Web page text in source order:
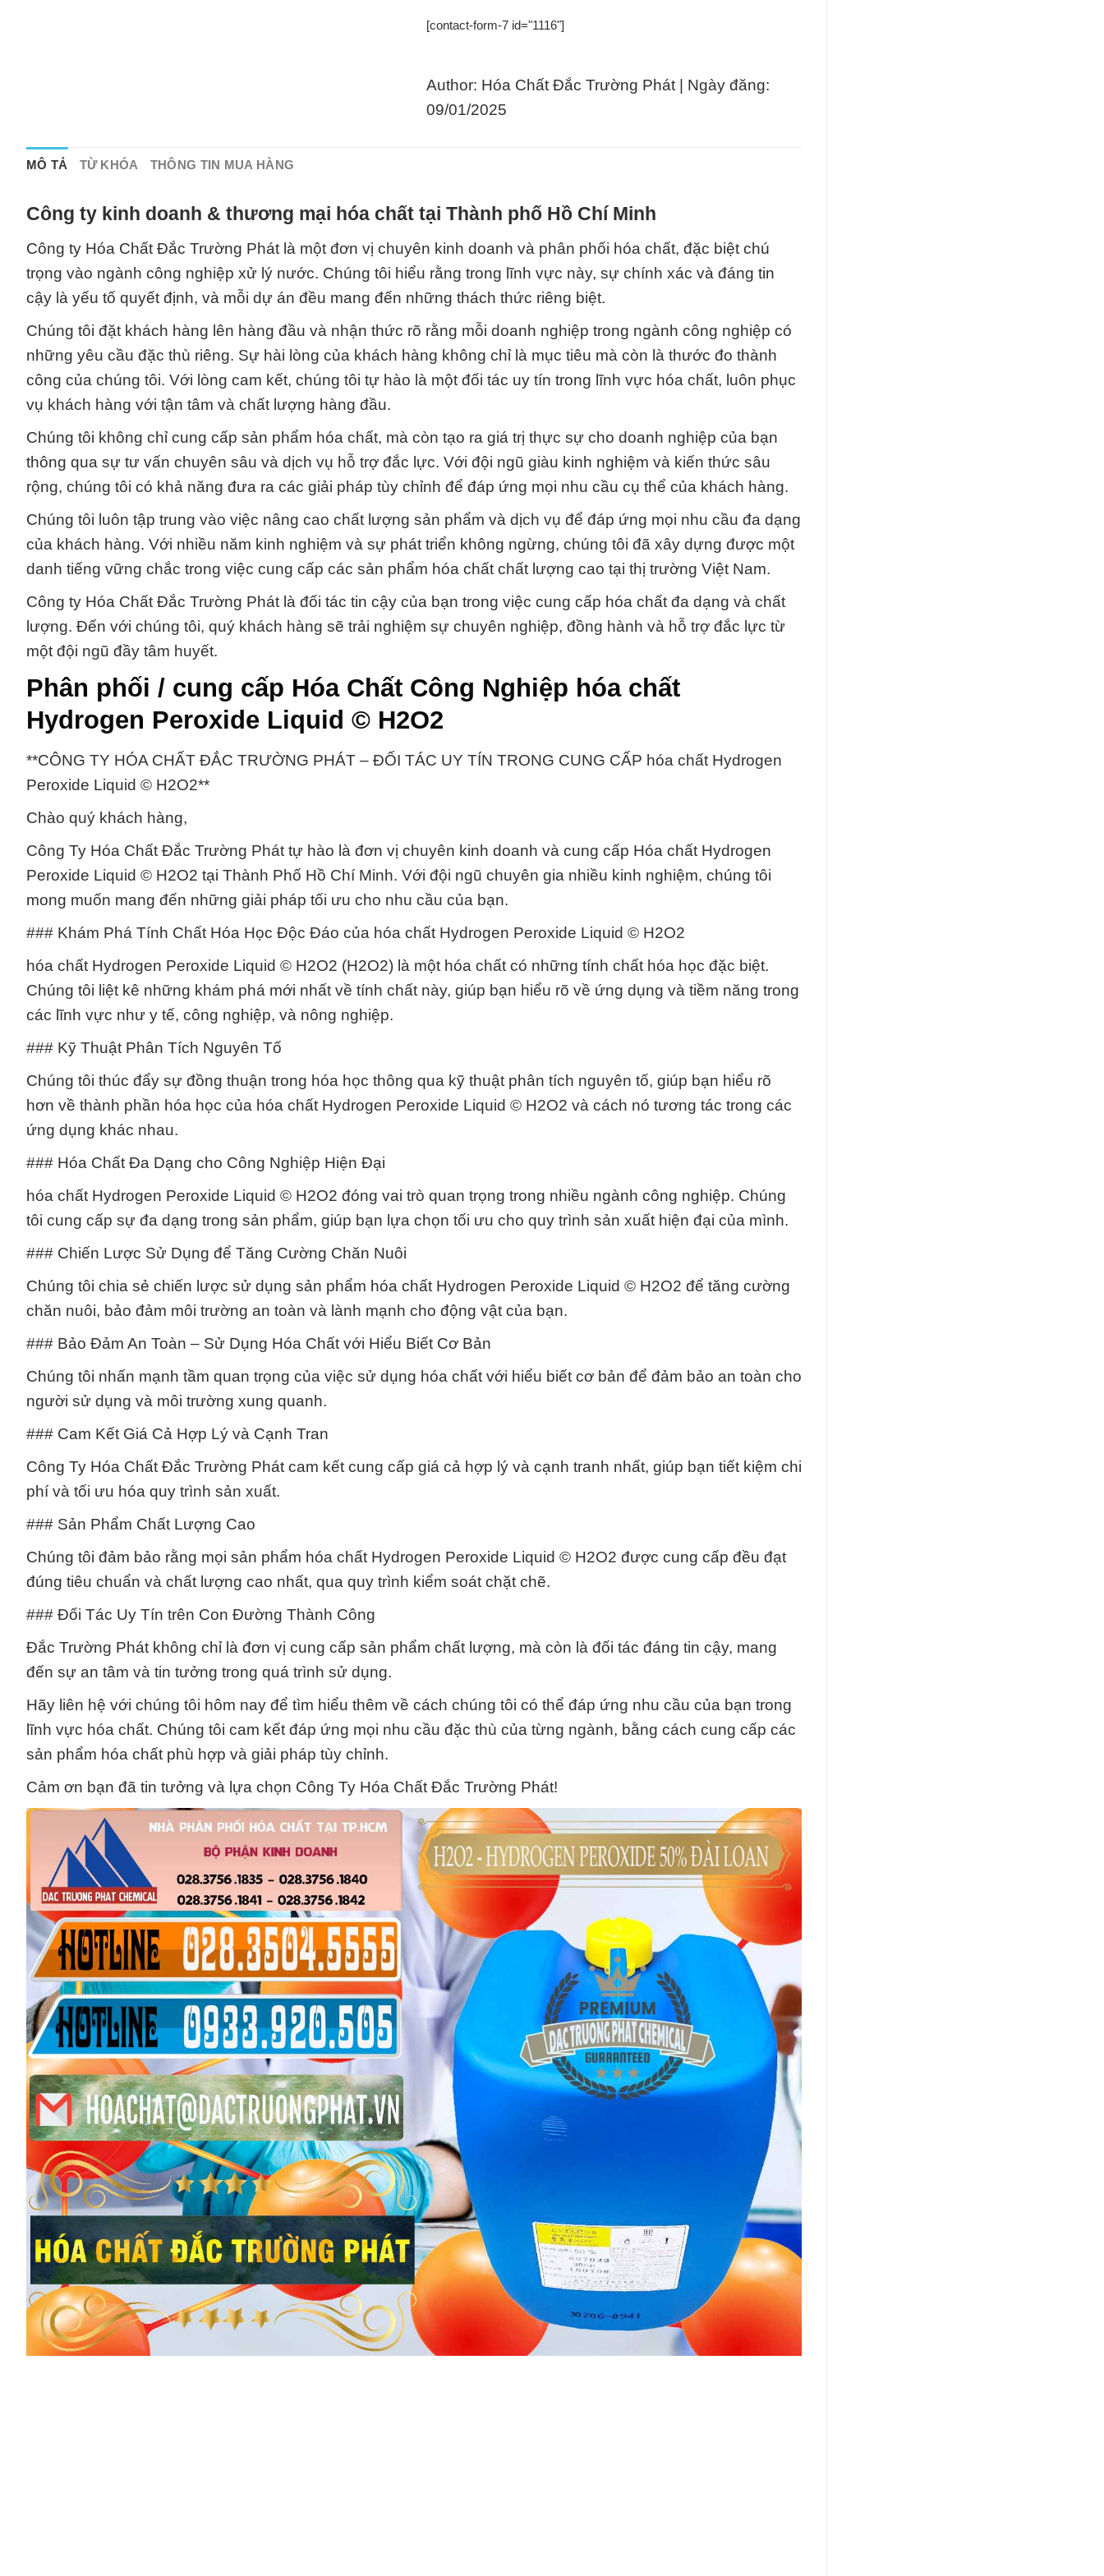
[contact-form-7 id="1116"]
Author: Hóa Chất Đắc Trường Phát | Ngày đăng:
09/01/2025
MÔ TẢ TỪ KHÓA THÔNG TIN MUA HÀNG
Công ty kinh doanh & thương mại hóa chất tại Thành phố Hồ Chí Minh
Công ty Hóa Chất Đắc Trường Phát là một đơn vị chuyên kinh doanh và phân phối hóa chất, đặc biệt chú
trọng vào ngành công nghiệp xử lý nước. Chúng tôi hiểu rằng trong lĩnh vực này, sự chính xác và đáng tin
cậy là yếu tố quyết định, và mỗi dự án đều mang đến những thách thức riêng biệt.
Chúng tôi đặt khách hàng lên hàng đầu và nhận thức rõ rằng mỗi doanh nghiệp trong ngành công nghiệp có
những yêu cầu đặc thù riêng. Sự hài lòng của khách hàng không chỉ là mục tiêu mà còn là thước đo thành
công của chúng tôi. Với lòng cam kết, chúng tôi tự hào là một đối tác uy tín trong lĩnh vực hóa chất, luôn phục
vụ khách hàng với tận tâm và chất lượng hàng đầu.
Chúng tôi không chỉ cung cấp sản phẩm hóa chất, mà còn tạo ra giá trị thực sự cho doanh nghiệp của bạn
thông qua sự tư vấn chuyên sâu và dịch vụ hỗ trợ đắc lực. Với đội ngũ giàu kinh nghiệm và kiến thức sâu
rộng, chúng tôi có khả năng đưa ra các giải pháp tùy chỉnh để đáp ứng mọi nhu cầu cụ thể của khách hàng.
Chúng tôi luôn tập trung vào việc nâng cao chất lượng sản phẩm và dịch vụ để đáp ứng mọi nhu cầu đa dạng
của khách hàng. Với nhiều năm kinh nghiệm và sự phát triển không ngừng, chúng tôi đã xây dựng được một
danh tiếng vững chắc trong việc cung cấp các sản phẩm hóa chất chất lượng cao tại thị trường Việt Nam.
Công ty Hóa Chất Đắc Trường Phát là đối tác tin cậy của bạn trong việc cung cấp hóa chất đa dạng và chất
lượng. Đến với chúng tôi, quý khách hàng sẽ trải nghiệm sự chuyên nghiệp, đồng hành và hỗ trợ đắc lực từ
một đội ngũ đầy tâm huyết.
Phân phối / cung cấp Hóa Chất Công Nghiệp hóa chất
Hydrogen Peroxide Liquid © H2O2
**CÔNG TY HÓA CHẤT ĐẮC TRƯỜNG PHÁT – ĐỐI TÁC UY TÍN TRONG CUNG CẤP hóa chất Hydrogen
Peroxide Liquid © H2O2**
Chào quý khách hàng,
Công Ty Hóa Chất Đắc Trường Phát tự hào là đơn vị chuyên kinh doanh và cung cấp Hóa chất Hydrogen
Peroxide Liquid © H2O2 tại Thành Phố Hồ Chí Minh. Với đội ngũ chuyên gia nhiều kinh nghiệm, chúng tôi
mong muốn mang đến những giải pháp tối ưu cho nhu cầu của bạn.
### Khám Phá Tính Chất Hóa Học Độc Đáo của hóa chất Hydrogen Peroxide Liquid © H2O2
hóa chất Hydrogen Peroxide Liquid © H2O2 (H2O2) là một hóa chất có những tính chất hóa học đặc biệt.
Chúng tôi liệt kê những khám phá mới nhất về tính chất này, giúp bạn hiểu rõ về ứng dụng và tiềm năng trong
các lĩnh vực như y tế, công nghiệp, và nông nghiệp.
### Kỹ Thuật Phân Tích Nguyên Tố
Chúng tôi thúc đẩy sự đồng thuận trong hóa học thông qua kỹ thuật phân tích nguyên tố, giúp bạn hiểu rõ
hơn về thành phần hóa học của hóa chất Hydrogen Peroxide Liquid © H2O2 và cách nó tương tác trong các
ứng dụng khác nhau.
### Hóa Chất Đa Dạng cho Công Nghiệp Hiện Đại
hóa chất Hydrogen Peroxide Liquid © H2O2 đóng vai trò quan trọng trong nhiều ngành công nghiệp. Chúng
tôi cung cấp sự đa dạng trong sản phẩm, giúp bạn lựa chọn tối ưu cho quy trình sản xuất hiện đại của mình.
### Chiến Lược Sử Dụng để Tăng Cường Chăn Nuôi
Chúng tôi chia sẻ chiến lược sử dụng sản phẩm hóa chất Hydrogen Peroxide Liquid © H2O2 để tăng cường
chăn nuôi, bảo đảm môi trường an toàn và lành mạnh cho động vật của bạn.
### Bảo Đảm An Toàn – Sử Dụng Hóa Chất với Hiểu Biết Cơ Bản
Chúng tôi nhấn mạnh tầm quan trọng của việc sử dụng hóa chất với hiểu biết cơ bản để đảm bảo an toàn cho
người sử dụng và môi trường xung quanh.
### Cam Kết Giá Cả Hợp Lý và Cạnh Tran
Công Ty Hóa Chất Đắc Trường Phát cam kết cung cấp giá cả hợp lý và cạnh tranh nhất, giúp bạn tiết kiệm chi
phí và tối ưu hóa quy trình sản xuất.
### Sản Phẩm Chất Lượng Cao
Chúng tôi đảm bảo rằng mọi sản phẩm hóa chất Hydrogen Peroxide Liquid © H2O2 được cung cấp đều đạt
đúng tiêu chuẩn và chất lượng cao nhất, qua quy trình kiểm soát chặt chẽ.
### Đối Tác Uy Tín trên Con Đường Thành Công
Đắc Trường Phát không chỉ là đơn vị cung cấp sản phẩm chất lượng, mà còn là đối tác đáng tin cậy, mang
đến sự an tâm và tin tưởng trong quá trình sử dụng.
Hãy liên hệ với chúng tôi hôm nay để tìm hiểu thêm về cách chúng tôi có thể đáp ứng nhu cầu của bạn trong
lĩnh vực hóa chất. Chúng tôi cam kết đáp ứng mọi nhu cầu đặc thù của từng ngành, bằng cách cung cấp các
sản phẩm hóa chất phù hợp và giải pháp tùy chỉnh.
Cảm ơn bạn đã tin tưởng và lựa chọn Công Ty Hóa Chất Đắc Trường Phát!